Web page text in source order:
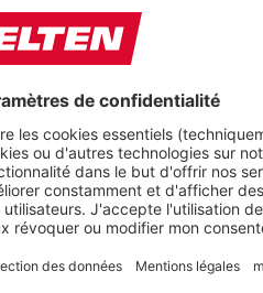
de réparations de ELTEN